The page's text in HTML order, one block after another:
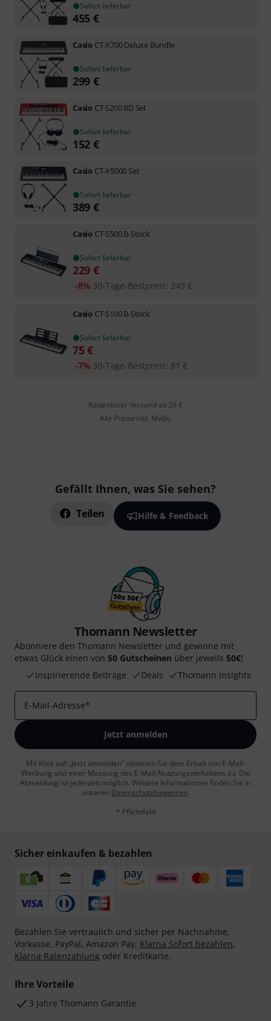
Sofort lieferbar
455 €
Casio CT-X700 Deluxe Bundle
Sofort lieferbar
299 €
Casio CT-S200 RD Set
Sofort lieferbar
152 €
Casio CT-X5000 Set
Sofort lieferbar
389 €
Casio CT-S500 B-Stock
Sofort lieferbar
229 €
30-Tage-Bestpreis: 249 €
-8%
Casio CT-S100 B-Stock
Sofort lieferbar
75€
30-Tage-Bestpreis: 81 €
-7%
Kostenloser Versand ab 29 €
Alle Preise inkl. MwSt.
Gefällt Ihnen, was Sie sehen?
Teilen Hilfe & Feedback
Thomann Newsletter
Abonniere den Thomann Newsletter und gewinne mit
etwas Glück einen von 50 Gutscheinen über jeweils 50€!
Inspirierende Beiträge
Deals Thomann Insights
E-Mail-Adresse*
Jetzt anmelden
Mit Klick auf „Jetzt anmelden“ stimmen Sie dem Erhalt von E-Mail-
Werbung und einer Messung des E-Mail-Nutzungsverhaltens zu. Die
Abmeldung ist jederzeit möglich. Weitere Informationen finden Sie in
unseren Datenschutzhinweisen.
* Pflichtfeld
Sicher einkaufen & bezahlen
Bezahlen Sie vertraulich und sicher per Nachnahme,
Vorkasse, PayPal, Amazon Pay, Klarna Sofort bezahlen,
Klarna Ratenzahlung oder Kreditkarte.
Ihre Vorteile
3 Jahre Thomann Garantie